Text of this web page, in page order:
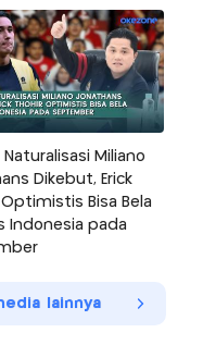
Naturalisasi Miliano
Dikebut, Erick
Bisa Bela
Indonesia pada
lainnya